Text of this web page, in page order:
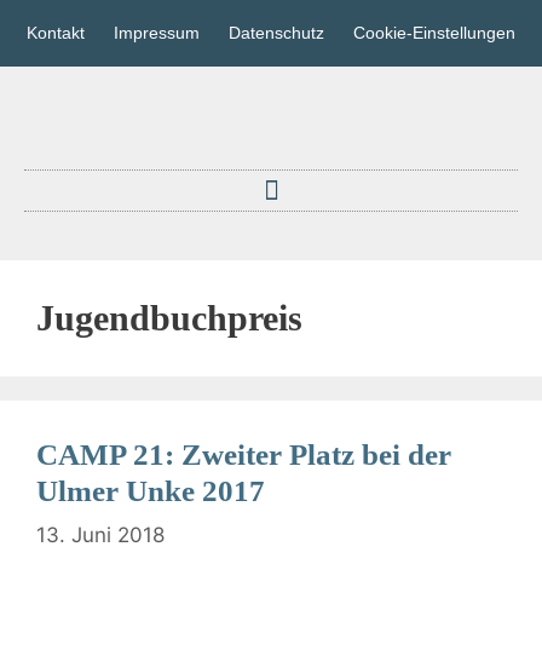
Kontakt Impressum Datenschutz Cookie-Einstellungen
Jugendbuchpreis
CAMP 21: Zweiter Platz bei der
Ulmer Unke 2017
13. Juni 2018